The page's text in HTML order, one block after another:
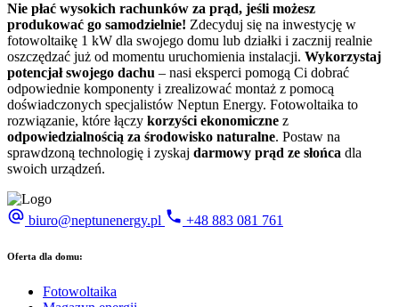
Nie płać wysokich rachunków za prąd, jeśli możesz
produkować go samodzielnie! Zdecyduj się na inwestycję w
fotowoltaikę 1 kW dla swojego domu lub działki i zacznij realnie
oszczędzać już od momentu uruchomienia instalacji. Wykorzystaj
potencjał swojego dachu – nasi eksperci pomogą Ci dobrać
odpowiednie komponenty i zrealizować montaż z pomocą
doświadczonych specjalistów Neptun Energy. Fotowoltaika to
rozwiązanie, które łączy korzyści ekonomiczne z
odpowiedzialnością za środowisko naturalne. Postaw na
sprawdzoną technologię i zyskaj darmowy prąd ze słońca dla
swoich urządzeń.
biuro@neptunenergy.pl +48 883 081 761
Oferta dla domu:
Fotowoltaika